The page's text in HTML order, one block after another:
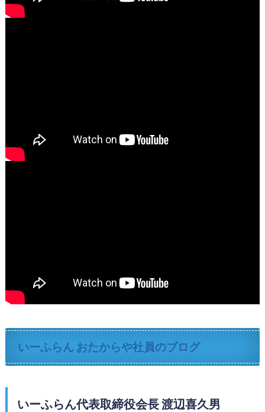
いーふらん おたからや社員のブログ
いーふらん代表取締役会長 渡辺喜久男